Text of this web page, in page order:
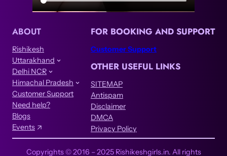
ABOUT
Rishikesh
Uttarakhand
Delhi NCR
Himachal Pradesh
Customer Support
Need help?
Blogs
Events
FOR BOOKING AND SUPPORT
Customer Support
OTHER USEFUL LINKS
SITEMAP
Antispam
Disclaimer
DMCA
Privacy Policy
Copyrights © 2016 – 2025 Rishikeshgirls.in. All rights